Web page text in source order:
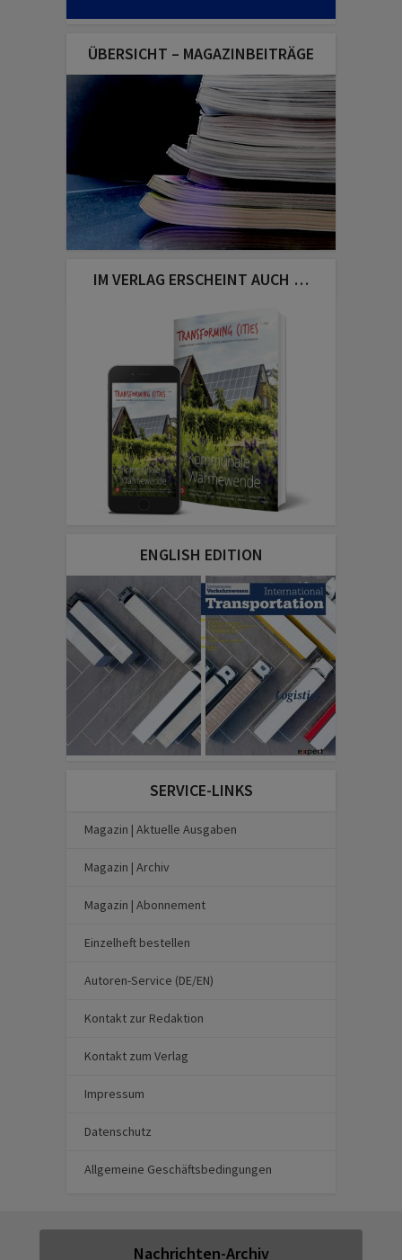
ÜBERSICHT – MAGAZINBEITRÄGE
IM VERLAG ERSCHEINT AUCH …
ENGLISH EDITION
SERVICE-LINKS
Magazin | Aktuelle Ausgaben
Magazin | Archiv
Magazin | Abonnement
Einzelheft bestellen
Autoren-Service (DE/EN)
Kontakt zur Redaktion
Kontakt zum Verlag
Impressum
Datenschutz
Allgemeine Geschäftsbedingungen
Nachrichten-Archiv